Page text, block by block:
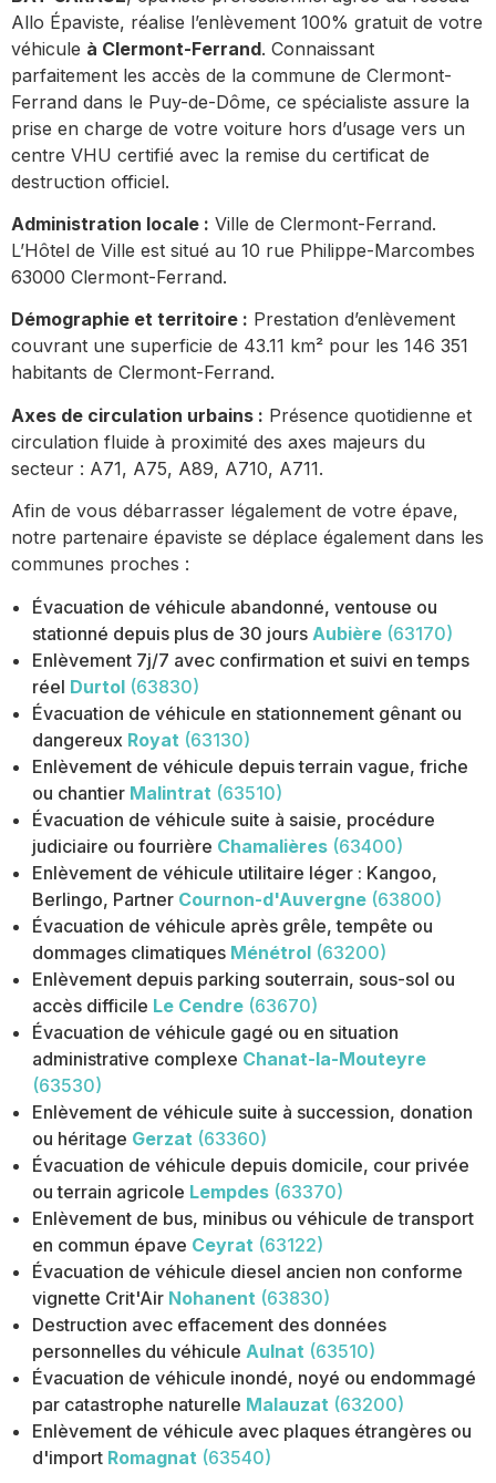
Allo Épaviste, réalise l’enlèvement 100% gratuit de votre
véhicule à Clermont-Ferrand. Connaissant
parfaitement les accès de la commune de Clermont-
Ferrand dans le Puy-de-Dôme, ce spécialiste assure la
prise en charge de votre voiture hors d’usage vers un
centre VHU certifié avec la remise du certificat de
destruction officiel.
Administration locale : Ville de Clermont-Ferrand.
L’Hôtel de Ville est situé au 10 rue Philippe-Marcombes
63000 Clermont-Ferrand.
Démographie et territoire : Prestation d’enlèvement
couvrant une superficie de 43.11 km² pour les 146 351
habitants de Clermont-Ferrand.
Axes de circulation urbains : Présence quotidienne et
circulation fluide à proximité des axes majeurs du
secteur : A71, A75, A89, A710, A711.
Afin de vous débarrasser légalement de votre épave,
notre partenaire épaviste se déplace également dans les
communes proches :
Évacuation de véhicule abandonné, ventouse ou
stationné depuis plus de 30 jours Aubière (63170)
Enlèvement 7j/7 avec confirmation et suivi en temps
réel Durtol (63830)
Évacuation de véhicule en stationnement gênant ou
dangereux Royat (63130)
Enlèvement de véhicule depuis terrain vague, friche
ou chantier Malintrat (63510)
Évacuation de véhicule suite à saisie, procédure
judiciaire ou fourrière Chamalières (63400)
Enlèvement de véhicule utilitaire léger : Kangoo,
Berlingo, Partner Cournon-d'Auvergne (63800)
Évacuation de véhicule après grêle, tempête ou
dommages climatiques Ménétrol (63200)
Enlèvement depuis parking souterrain, sous-sol ou
accès difficile Le Cendre (63670)
Évacuation de véhicule gagé ou en situation
administrative complexe Chanat-la-Mouteyre
(63530)
Enlèvement de véhicule suite à succession, donation
ou héritage Gerzat (63360)
Évacuation de véhicule depuis domicile, cour privée
ou terrain agricole Lempdes (63370)
Enlèvement de bus, minibus ou véhicule de transport
en commun épave Ceyrat (63122)
Évacuation de véhicule diesel ancien non conforme
vignette Crit'Air Nohanent (63830)
Destruction avec effacement des données
personnelles du véhicule Aulnat (63510)
Évacuation de véhicule inondé, noyé ou endommagé
par catastrophe naturelle Malauzat (63200)
Enlèvement de véhicule avec plaques étrangères ou
d'import Romagnat (63540)